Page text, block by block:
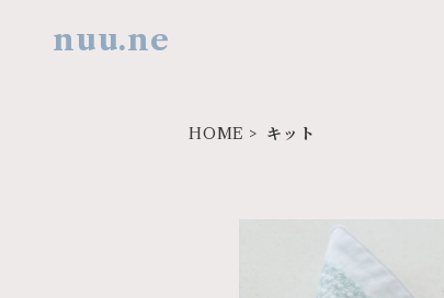
nuu.ne
HOME キット